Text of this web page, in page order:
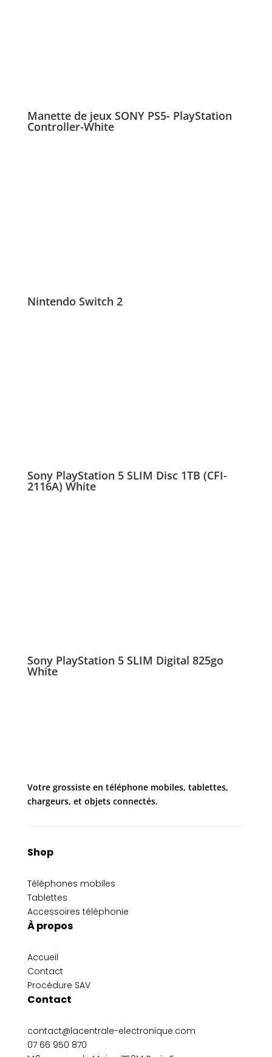
Manette de jeux SONY PS5- PlayStation
Controller-White
Nintendo Switch 2
Sony PlayStation 5 SLIM Disc 1TB (CFI-
2116A) White
Sony PlayStation 5 SLIM Digital 825go
White
Votre grossiste en téléphone mobiles, tablettes,
chargeurs, et objets connectés.
Shop
Téléphones mobiles
Tablettes
Accessoires téléphonie
À propos
Accueil
Contact
Procédure SAV
Contact
contact@lacentrale-electronique.com
07 66 950 870